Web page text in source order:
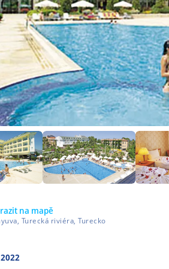
na mapě
Turecká riviéra, Turecko